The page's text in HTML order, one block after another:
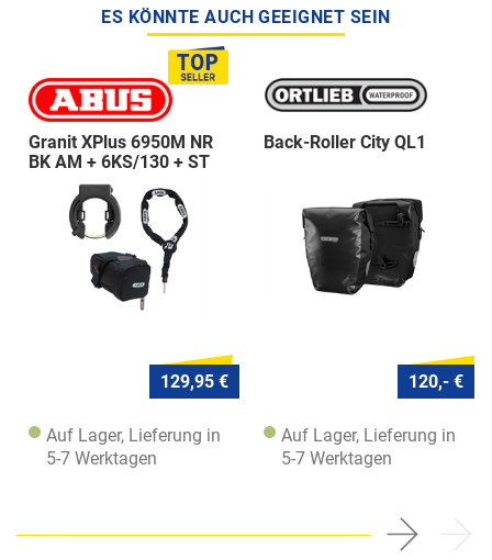
ES KÖNNTE AUCH GEEIGNET SEIN
Granit XPlus 6950M NR
BK AM + 6KS/130 + ST
129,95 €
Auf Lager, Lieferung in
5-7 Werktagen
Back-Roller City QL1
120,- €
Auf Lager, Lieferung in
5-7 Werktagen